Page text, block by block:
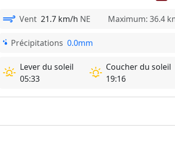
Vent 21.7 km/h NE Maximum: 36.4
Précipitations 0.0mm
Lever du soleil
05:33
Coucher du soleil
19:16